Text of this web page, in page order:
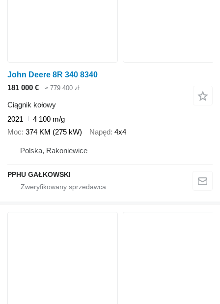
John Deere 8R 340 8340
181 000 €
≈ 779 400 zł
Ciągnik kołowy
2021
4 100 m/g
Moc 374 KM (275 kW) Napęd 4x4
Polska, Rakoniewice
PPHU GAŁKOWSKI